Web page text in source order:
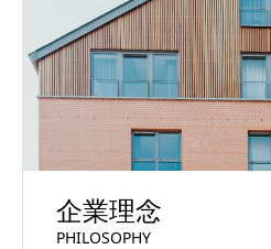
企業理念
PHILOSOPHY